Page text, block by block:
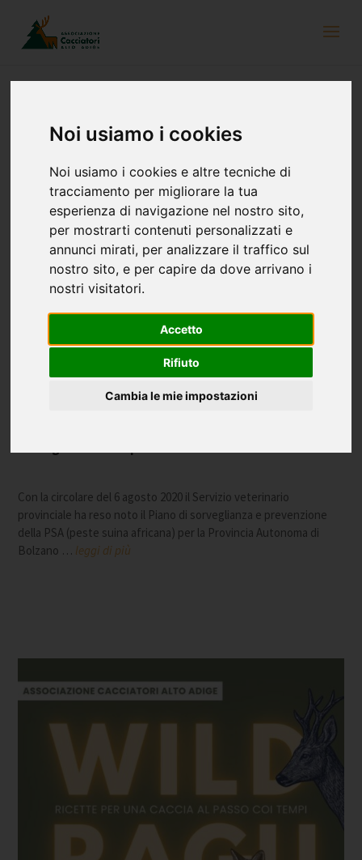
Noi usiamo i cookies
Noi usiamo i cookies e altre tecniche di
tracciamento per migliorare la tua
esperienza di navigazione nel nostro sito,
per mostrarti contenuti personalizzati e
annunci mirati, per analizzare il traffico sul
nostro sito, e per capire da dove arrivano i
nostri visitatori.
Accetto
Rifiuto
Cambia le mie impostazioni
Newsletter del 17 agosto 2020
Con la circolare del 6 agosto 2020 il Servizio veterinario
provinciale ha reso noto il Piano di sorveglianza e prevenzione
della PSA (peste suina africana) per la Provincia Autonoma di
Bolzano … leggi di più